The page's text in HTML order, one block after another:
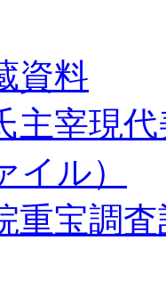
資料
主宰現
イル）
重宝調